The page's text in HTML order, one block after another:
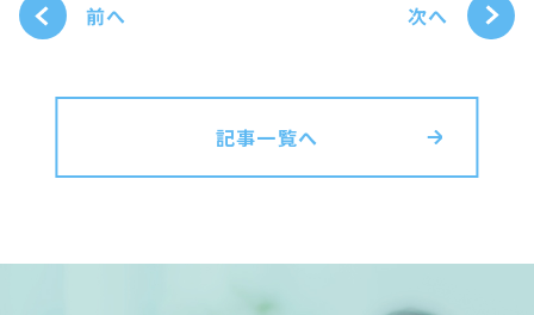
前へ
記事一覧へ
次へ